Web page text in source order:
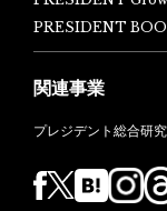
PRESIDENT
関連事業
プレジデント総合研